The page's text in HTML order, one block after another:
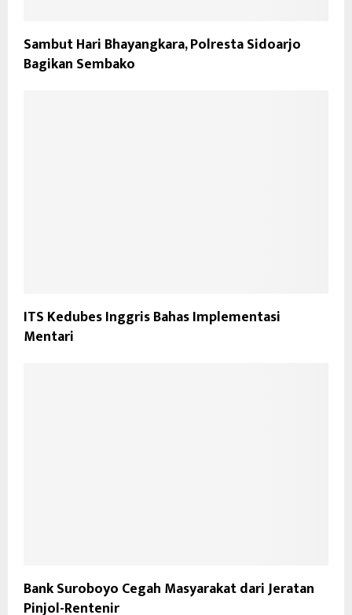
Sambut Hari Bhayangkara, Polresta Sidoarjo
Bagikan Sembako
ITS Kedubes Inggris Bahas Implementasi
Mentari
Bank Suroboyo Cegah Masyarakat dari Jeratan
Pinjol-Rentenir